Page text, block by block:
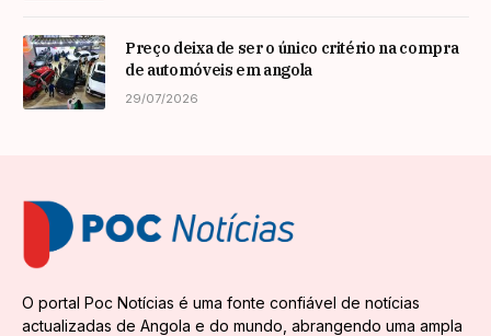
Preço deixa de ser o único critério na compra
de automóveis em angola
29/07/2026
O portal Poc Notícias é uma fonte confiável de notícias
actualizadas de Angola e do mundo, abrangendo uma ampla